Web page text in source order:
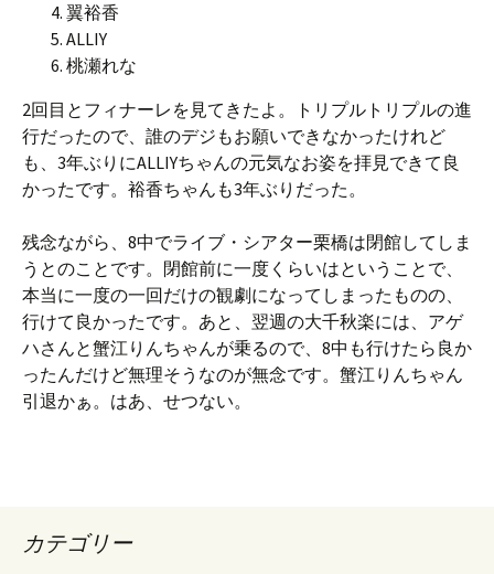
翼裕香
ALLIY
桃瀬れな
2回目とフィナーレを見てきたよ。トリプルトリプルの進
行だったので、誰のデジもお願いできなかったけれど
も、3年ぶりにALLIYちゃんの元気なお姿を拝見できて良
かったです。裕香ちゃんも3年ぶりだった。
残念ながら、8中でライブ・シアター栗橋は閉館してしま
うとのことです。閉館前に一度くらいはということで、
本当に一度の一回だけの観劇になってしまったものの、
行けて良かったです。あと、翌週の大千秋楽には、アゲ
ハさんと蟹江りんちゃんが乗るので、8中も行けたら良か
ったんだけど無理そうなのが無念です。蟹江りんちゃん
引退かぁ。はあ、せつない。
カテゴリー